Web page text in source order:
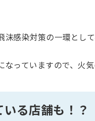
沫感染対策の一環とし
っていますので、火
る店舗も！？